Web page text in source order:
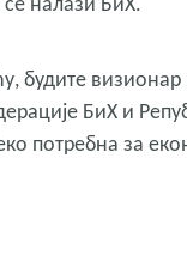
налази БиХ.
будите
БиХ и
потребна за